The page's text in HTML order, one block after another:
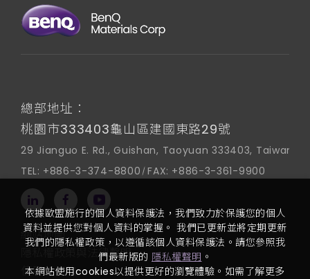
總部地址：
桃園市333403龜山區建國東路29號
29 Jianguo E. Rd., Guishan, Taoyuan 333403, Taiwan
TEL: +886-3-374-8800 FAX: +886-3-361-9900
網站地圖
隱私權政策與法律聲明
使用者條款
依據歐盟施行的個人資料保護法，我們致力於保護您的個人
資料並提供您對個人資料的掌握。 我們已更新並將定期更新
我們的隱私權政策，以遵循該個人資料保護法。請您參照我
們最新版的 隱私權聲明 。
本網站使用cookies以提供更好的瀏覽體驗。如需了解更多